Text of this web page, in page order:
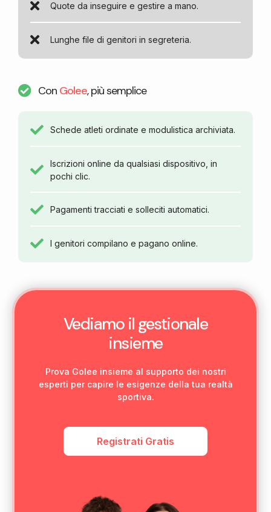
Quote da inseguire e gestire a mano.
Lunghe file di genitori in segreteria.
Con Golee, più semplice
Schede atleti ordinate e modulistica archiviata.
Iscrizioni online da qualsiasi dispositivo, in
pochi clic.
Pagamenti tracciati e solleciti automatici.
I genitori compilano e pagano online.
Vediamo il gestionale
insieme
Prova Golee insieme al supporto dei nostri
esperti per capire le esigenze della tua realtà
sportiva.
Registrati Gratis